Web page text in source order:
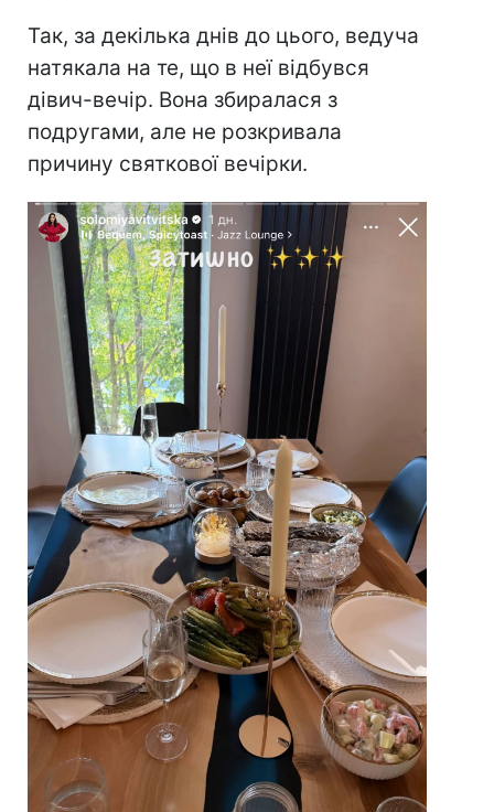
Так, за декілька днів до цього, ведуча
натякала на те, що в неї відбувся
дівич-вечір. Вона збиралася з
подругами, але не розкривала
причину святкової вечірки.